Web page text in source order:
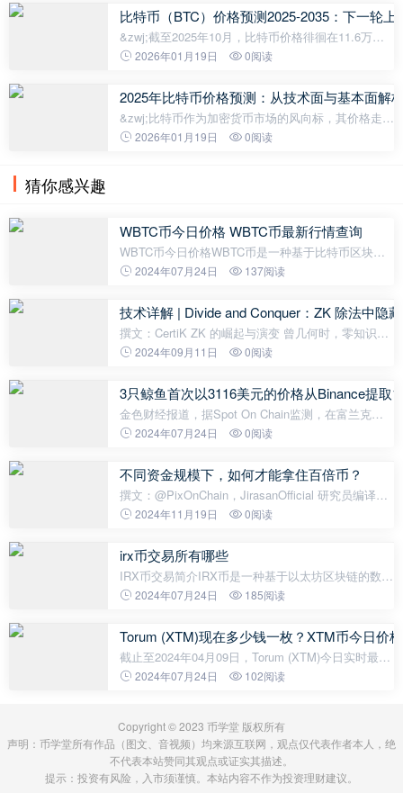
更加强大。 关键要点 加密货币熊市是指
比特币（BTC）价格预测2025-2035：下一轮
&zwj;截至2025年10月，比特币价格徘徊在11.6万美
元左右，专家预测未来十年仍将持续上涨。本文将结
ETF批准、减半事件、机构投资者入场
2026年01月19日 0阅读
2025年比特币价格预测：从技术面与基本面解
&zwj;比特币作为加密货币市场的风向标，其价格走势
始终牵动着投资者的神经。本文将从技术指标、链上
2026年01月19日 0阅读
猜你感兴趣
WBTC币今日价格 WBTC币最新行情查询
WBTC币今日价格WBTC币是一种基于比特币区块链
的代币，它通过将比特币锚定在以太坊网络上，实现
资者关注的重要指标之一，通过密切关
2024年07月24日 137阅读
技术详解 | Divide and Conquer：ZK 除法中隐
撰文：CertiK ZK 的崛起与演变 曾几何时，零知识证
明（以下简称 ZK）仍然被认为是密码学教科书中的
入探索。然而在 Web3.0 领域，区块
2024年09月11日 0阅读
3只鲸鱼首次以3116美元的价格从Binance提取
金色财经报道，据Spot On Chain监测，在富兰克林
邓普顿以太坊ETF加入DTCC ETF列表导致ETH价格
Binance提取11,557枚ETH （3,600万美元）。
2024年07月24日 0阅读
不同资金规模下，如何才能拿住百倍币？
撰文：@PixOnChain，JirasanOfficial 研究员编译：
zhouzhou，BlockBeats 编者按：现在我们正处在牛
明白每个阶段的挑战：从 10 万美元 到 1
2024年11月19日 0阅读
irx币交易所有哪些
IRX币交易简介IRX币是一种基于以太坊区块链的数字
货币，它的交易被记录在以太坊的分布式账本上。
用户可以在这些交易所进行IRX币
2024年07月24日 185阅读
Torum (XTM)现在多少钱一枚？XTM币今日价
截止至2024年04月09日，Torum (XTM)今日实时最新
价格是0.067007美元，约等于人民币0.4845元。
2024年07月24日 102阅读
Copyright © 2023 币学堂 版权所有
声明：币学堂所有作品（图文、音视频）均来源互联网，观点仅代表作者本人，绝
不代表本站赞同其观点或证实其描述。
提示：投资有风险，入市须谨慎。本站内容不作为投资理财建议。